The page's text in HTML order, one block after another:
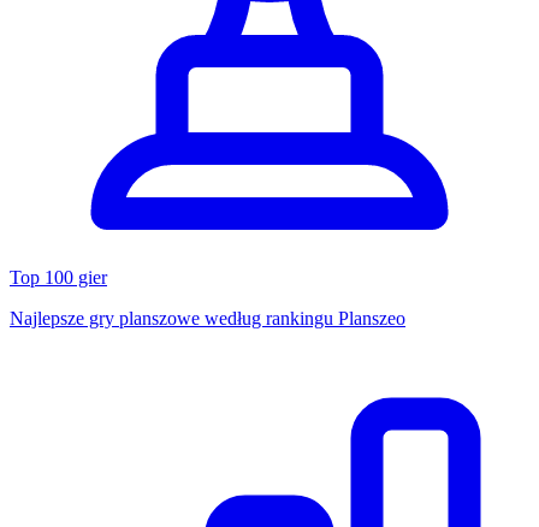
Top 100 gier
Najlepsze gry planszowe według rankingu Planszeo